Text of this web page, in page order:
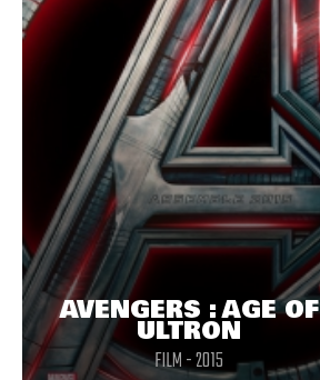
AVENGERS : AGE OF
ULTRON
FILM - 2015